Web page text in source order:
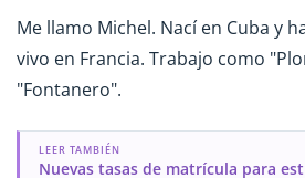
Me llamo Michel. Nací en Cuba y
vivo en Francia. Trabajo como
"Fontanero".
LEER TAMBIÉN
Nuevas tasas de matrícula para